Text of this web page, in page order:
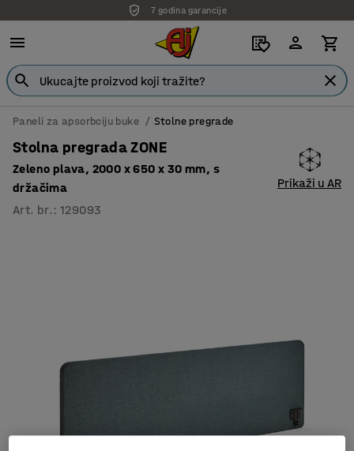
7 godina garancije
Paneli za apsorbciju buke Stolne pregrade
Stolna pregrada ZONE
Zeleno plava, 2000 x 650 x 30 mm, s
držačima
Art. br. :129093
Prikaži u AR